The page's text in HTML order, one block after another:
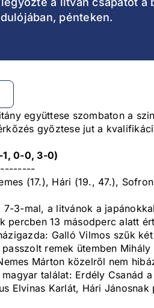
pénteken.
együttese szombaton a
győztese jut a
1, 0-0, 3-0)
(17.), Hári (19., 47.),
3-mal, a litvánok a
percben 13 másodperc alatt
Galló Vilmos szűk
remek ütemben
Márton közelről nem
találat: Erdély Csanád
Elvinas Karlát, Hári